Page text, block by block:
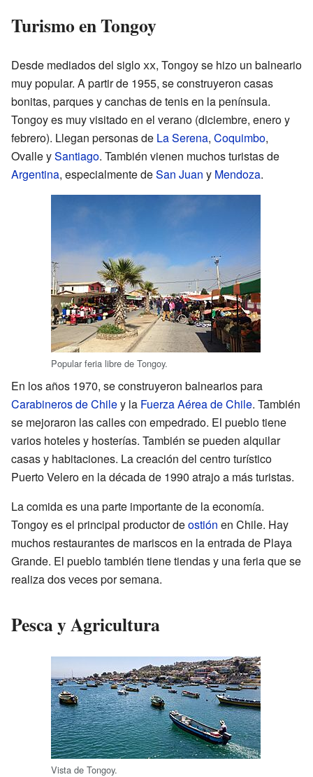
Turismo en Tongoy
Desde mediados del sigloxx, Tongoy se hizo un balneario
muy popular. A partir de 1955, se construyeron casas
bonitas, parques y canchas de tenis en la península.
Tongoy es muy visitado en el verano (diciembre, enero y
febrero). Llegan personas de La Serena, Coquimbo,
Ovalle ySantiago. También vienen muchos turistas de
Argentina, especialmente deSan Juan y Mendoza.
Popular feria libre de Tongoy.
En los años 1970, se construyeron balnearios para
Carabineros de Chiley la Fuerza Aérea de Chile. También
se mejoraron las calles con empedrado. El pueblo tiene
varios hoteles y hosterías. También se pueden alquilar
casas y habitaciones. La creación del centro turístico
Puerto Velero en la década de 1990 atrajo a más turistas.
La comida es una parte importante de la economía.
Tongoy es el principal productor deostión en Chile. Hay
muchos restaurantes de mariscos en la entrada de Playa
Grande. El pueblo también tiene tiendas y una feria que se
realiza dos veces por semana.
Pesca y Agricultura
Vista de Tongoy.